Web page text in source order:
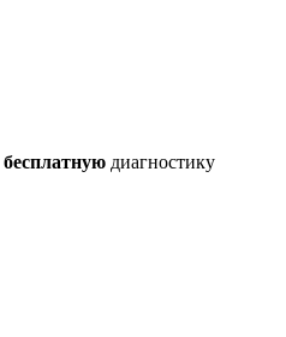
бесплатную диагностику